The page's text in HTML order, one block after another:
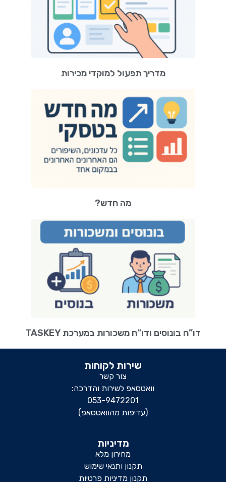
מדריך תפעול למוקדי מכירות
מה חדש?
דו”ח בונוסים ודו”ח משכורות במערכת TASKEY
שירות לקוחות
צור קשר
וואטסאפ לשירות והדרכה:
053-9472201
(עדיפות מהוואטסאפ)
מדיניות
מחירון מלא
תקנון ותנאי שימוש
תקנון מדיניות פרטיות